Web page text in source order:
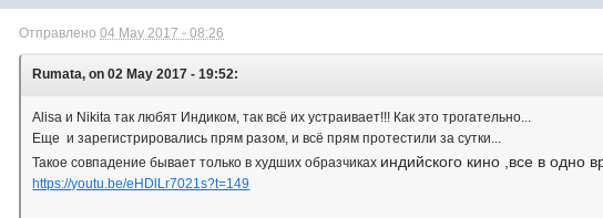
Отправлено04 May 2017 - 08:26
Rumata, on 02 May 2017 - 19:52:
Alisa и Nikita так любят Индиком, так всё их устраивает!!! Как это трогательно...
Еще и зарегистрировались прям разом, и всё прям протестили за сутки...
Такое совпадение бывает только в худших образчиках индийского кино ,все в одно
https://youtu.be/eHDlLr7021s?t=149